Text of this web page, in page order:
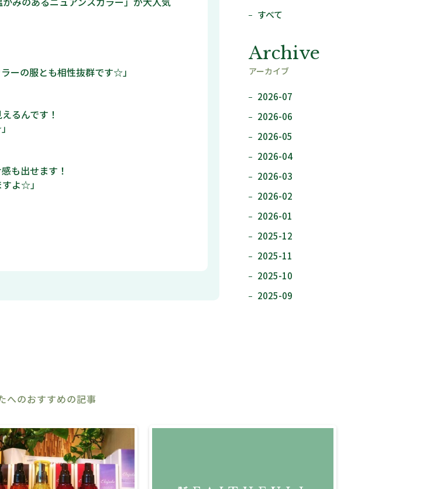
ーの服とも相性抜群です☆」
るんです！
も出せます！
よ☆」
すべて
Archive
アーカイブ
2026-07
2026-06
2026-05
2026-04
2026-03
2026-02
2026-01
2025-12
2025-11
2025-10
2025-09
へのおすすめの記事